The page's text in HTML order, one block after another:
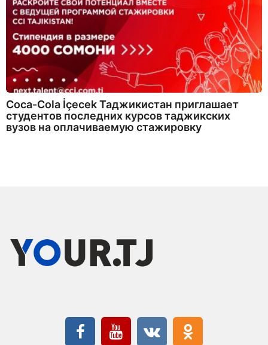
Coca-Cola İçecek Таджикистан приглашает
студентов последних курсов таджикских
вузов на оплачиваемую стажировку